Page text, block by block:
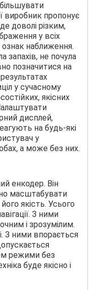
виробник пропонує
доволі різким,
у всіх
ознак наближення.
запахів, не почула
позначитися на
у сучасному
якісних
дисплей,
на будь-які
у
а може без них.
енкодер. Він
масштабувати
якість. Усього
З ними
і зрозумілим.
З ними впорається
режими без
буде якісно і